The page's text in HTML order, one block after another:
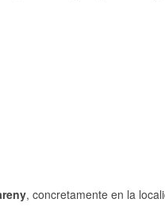
, concretamente en la